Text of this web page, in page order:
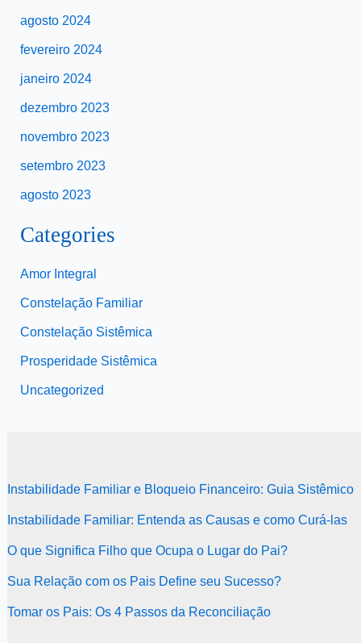
agosto 2024
fevereiro 2024
janeiro 2024
dezembro 2023
novembro 2023
setembro 2023
agosto 2023
Categories
Amor Integral
Constelação Familiar
Constelação Sistêmica
Prosperidade Sistêmica
Uncategorized
Instabilidade Familiar e Bloqueio Financeiro: Guia Sistêmico
Instabilidade Familiar: Entenda as Causas e como Curá-las
O que Significa Filho que Ocupa o Lugar do Pai?
Sua Relação com os Pais Define seu Sucesso?
Tomar os Pais: Os 4 Passos da Reconciliação